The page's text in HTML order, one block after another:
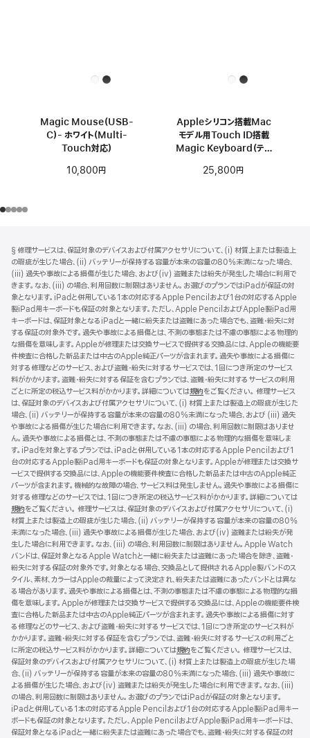
Magic Mouse（USB-
C）- ホワイト（Multi-
Touch対応）
10,800円
Appleシリコン搭載Mac
モデル用Touch ID搭載
Magic Keyboard（テン
語 - ホワイトキー
25,800円
ッ
タ
ー
注
§ 修理サービスは、保証対象のデバイスおよび付属アクセサリについて、(i) 材質上または製造上
の瑕疵が生じた場合、(ii) バッテリーが保持する容量が本来の容量の80%未満になった場合、
(iii) 過失や事故による損傷が生じた場合、および(iv) 盗難または紛失が発生した場合に利用で
きます。なお、(iii) の場合、利用回数に制限はありません。お選びのプランではiPadが保証の対
象となります。iPadと併用している1本の対応するApple Pencilおよび1台の対応するApple
製iPad用キーボードも保証の対象となります。ただし、Apple PencilおよびApple製iPad用
キーボードは、保証対象となるiPadと一緒に紛失または盗難にあった場合でも、盗難・紛失に対
する保証の対象外です。過失や事故による損傷とは、不測の事態または不慮の事態による物理的
な損傷を意味します。Appleが修理または交換サービスで提供する交換品には、Appleの機能要
件検査に合格した新品または中古のApple純正パーツが含まれます。過失や事故による損傷に
対する修理などのサービス、および盗難・紛失に対するサービスでは、1回につき所定のサービス
料がかかります。盗難・紛失に対する保証を含むプランでは、盗難・紛失に対するサービスの利用
ごとに所定の税込サービス料がかかります。詳細については規約（新
規
ウ
イ
ン
ド
ウ
で
開
き
ま
す）
をご覧ください。 修理サービス
は、保証対象のデバイスおよび付属アクセサリについて、(i) 材質上または製造上の瑕疵が生じた
場合、(ii) バッテリーが保持する容量が本来の容量の80%未満になった場合、および (iii) 過失
や事故による損傷が生じた場合に利用できます。なお、(iii) の場合、利用回数に制限はありませ
ん。過失や事故による損傷とは、不測の事態または不慮の事態による物理的な損傷を意味しま
す。iPadを対象とするプランでは、iPadと併用している1本の対応するApple Pencilおよび1
台の対応するApple製iPad用キーボードも保証の対象となります。Appleが修理または交換サ
ービスで提供する交換品には、Appleの機能要件検査に合格した新品または中古のApple純正
パーツが含まれます。機械的な故障の場合、サービス料は発生しません。過失や事故による損傷に
対する修理などのサービスでは、1回につき所定の税込サービス料がかかります。詳細については
規約（新
規
ウ
イ
ン
ド
ウ
で
開
き
ま
す）
をご覧ください。 修理サービスは、保証対象のデバイスおよび付属アクセサリについて、(i)
材質上または製造上の瑕疵が生じた場合、(ii) バッテリーが保持する容量が本来の容量の80%
未満になった場合、(iii) 過失や事故による損傷が生じた場合、および(iv) 盗難または紛失が発
生した場合に利用できます。なお、(iii) の場合、利用回数に制限はありません。Apple Watch
バンドは、保証対象となるApple Watchと一緒に紛失または盗難にあった場合を除き、盗難・
紛失に対する保証の対象外です。対象となる場合、交換品として提供されるApple製バンドのス
タイル、素材、カラーはAppleの裁量によって決定され、紛失または盗難にあったバンドとは異な
る場合があります。過失や事故による損傷とは、不測の事態または不慮の事態による物理的な損
傷を意味します。Appleが修理または交換サービスで提供する交換品には、Appleの機能要件検
査に合格した新品または中古のApple純正パーツが含まれます。過失や事故による損傷に対す
る修理などのサービス、および盗難・紛失に対するサービスでは、1回につき所定のサービス料が
かかります。盗難・紛失に対する保証を含むプランでは、盗難・紛失に対するサービスの利用ごと
に所定の税込サービス料がかかります。詳細については規約（新
規
ウ
イ
ン
ド
ウ
で
をご覧ください。 修理サービスは、
保証対象のデバイスおよび付属アクセサリについて、(i) 材質上または製造上の瑕疵が生じた場
合、(ii) バッテリーが保持する容量が本来の容量の80%未満になった場合、(iii) 過失や事故に
よる損傷が生じた場合、および(iv) 盗難または紛失が発生した場合に利用できます。なお、(iii)
の場合、利用回数に制限はありません。お選びのプランではiPadが保証の対象となります。
iPadと併用している1本の対応するApple Pencilおよび1台の対応するApple製iPad用キー
ボードも保証の対象となります。ただし、Apple PencilおよびApple製iPad用キーボードは、
保証対象となるiPadと一緒に紛失または盗難にあった場合でも、盗難・紛失に対する保証の対